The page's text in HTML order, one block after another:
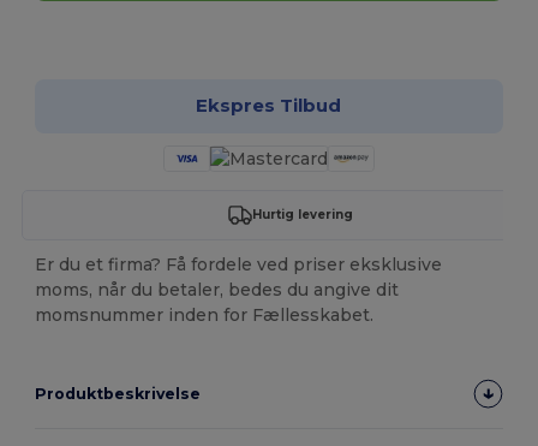
Ekspres Tilbud
Hurtig levering
Er du et firma? Få fordele ved priser eksklusive
moms, når du betaler, bedes du angive dit
momsnummer inden for Fællesskabet.
Produktbeskrivelse